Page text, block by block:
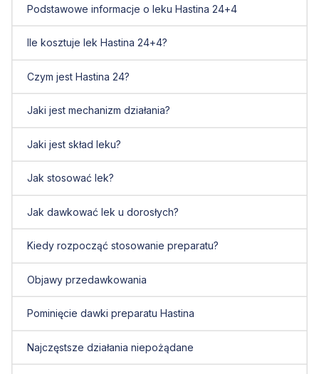
Podstawowe informacje o leku Hastina 24+4
Ile kosztuje lek Hastina 24+4?
Czym jest Hastina 24?
Jaki jest mechanizm działania?
Jaki jest skład leku?
Jak stosować lek?
Jak dawkować lek u dorosłych?
Kiedy rozpocząć stosowanie preparatu?
Objawy przedawkowania
Pominięcie dawki preparatu Hastina
Najczęstsze działania niepożądane